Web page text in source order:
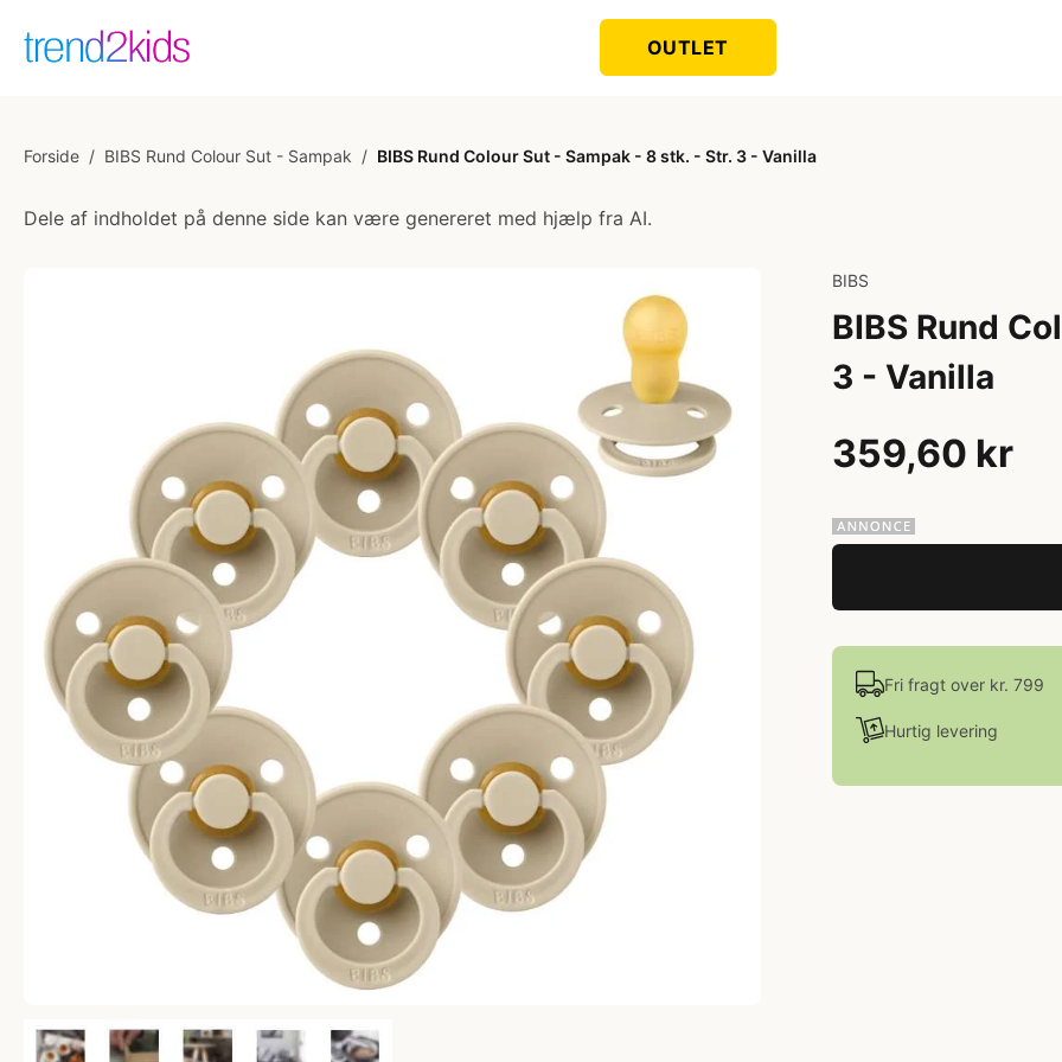
OUTLET
Forside / BIBS Rund Colour Sut - Sampak / BIBS Rund Colour Sut - Sampak - 8 stk. - Str. 3 - Vanilla
Dele af indholdet på denne side kan være genereret med hjælp fra AI.
BIBS
BIBS Rund
3 - Vanilla
359,60 kr
Fri fragt over kr. 799
Hurtig levering